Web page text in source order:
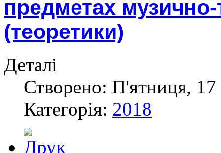
предметах
(теоретики)
Деталі
Створено: П'ятниця, 17
Категорія: 2018